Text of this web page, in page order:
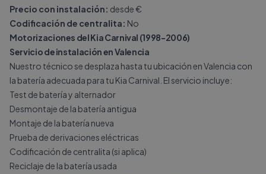
Precio con instalación: desde €
Codificación de centralita: No
Motorizaciones del Kia Carnival (1998-2006)
Servicio de instalación en Valencia
Nuestro técnico se desplaza hasta tu ubicación en Valencia con
la batería adecuada para tu Kia Carnival. El servicio incluye:
Test de batería y alternador
Desmontaje de la batería antigua
Montaje de la batería nueva
Prueba de derivaciones eléctricas
Codificación de centralita (si aplica)
Reciclaje de la batería usada